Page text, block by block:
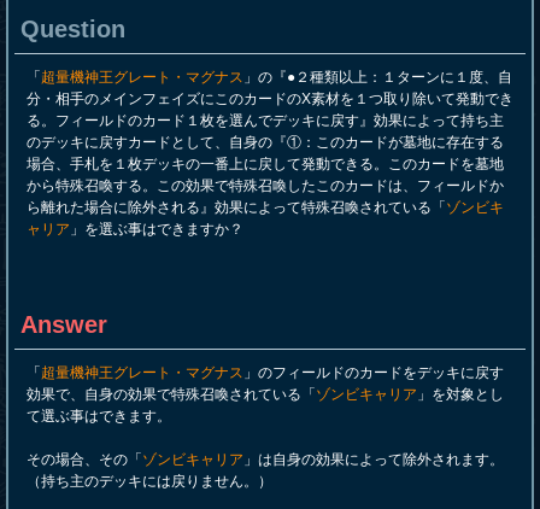
Question
「 超量機神王グレート・マグナス 」の『●２種類以上：１ターンに１度、自
分・相手のメインフェイズにこのカードのX素材を１つ取り除いて発動でき
る。フィールドのカード１枚を選んでデッキに戻す』効果によって持ち主
のデッキに戻すカードとして、自身の『①：このカードが墓地に存在する
場合、手札を１枚デッキの一番上に戻して発動できる。このカードを墓地
から特殊召喚する。この効果で特殊召喚したこのカードは、フィールドか
ら離れた場合に除外される』効果によって特殊召喚されている「 ゾンビキ
ャリア 」を選ぶ事はできますか？
Answer
「 超量機神王グレート・マグナス 」のフィールドのカードをデッキに戻す
効果で、自身の効果で特殊召喚されている「 ゾンビキャリア 」を対象とし
て選ぶ事はできます。
その場合、その「 ゾンビキャリア 」は自身の効果によって除外されます。
（持ち主のデッキには戻りません。）